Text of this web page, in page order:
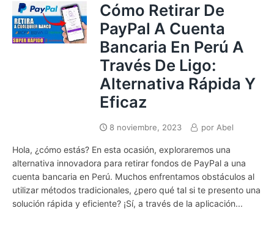
Cómo Retirar De
PayPal A Cuenta
Bancaria En Perú A
Través De Ligo:
Alternativa Rápida Y
Eficaz
8 noviembre, 2023 por Abel
Hola, ¿cómo estás? En esta ocasión, exploraremos una
alternativa innovadora para retirar fondos de PayPal a una
cuenta bancaria en Perú. Muchos enfrentamos obstáculos al
utilizar métodos tradicionales, ¿pero qué tal si te presento una
solución rápida y eficiente? ¡Sí, a través de la aplicación...